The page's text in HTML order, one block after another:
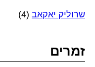
שרוליק יאקאב (4)
זמרים